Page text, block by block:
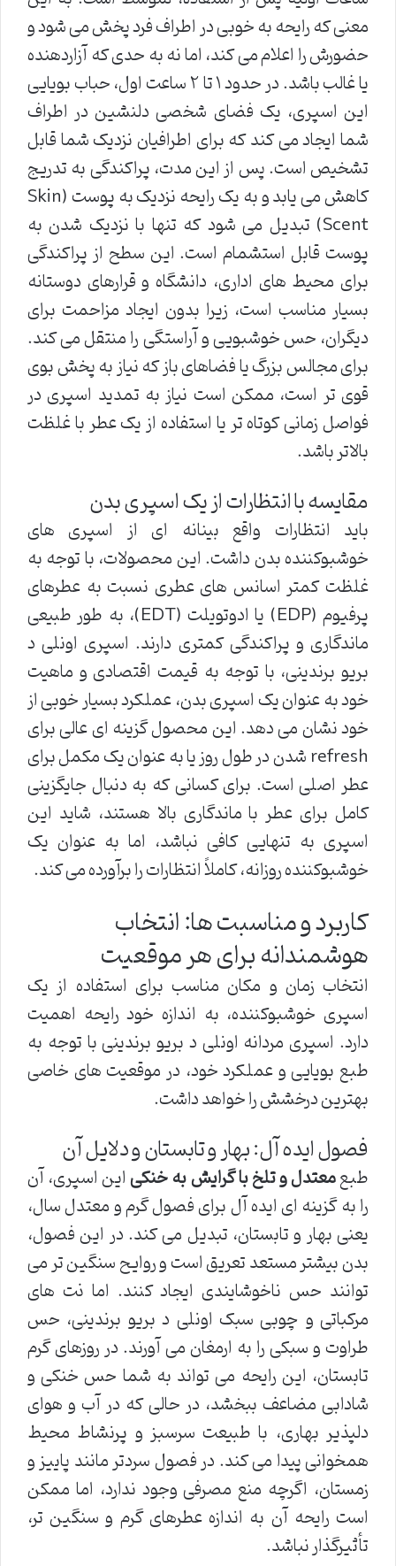
معنی که رایحه به خوبی در اطراف فرد پخش می شود و
حضورش را اعلام می کند، اما نه به حدی که آزاردهنده
یا غالب باشد. در حدود ۱ تا ۲ ساعت اول، حباب بویایی
این اسپری، یک فضای شخصی دلنشین در اطراف
شما ایجاد می کند که برای اطرافیان نزدیک شما قابل
تشخیص است. پس از این مدت، پراکندگی به تدریج
کاهش می یابد و به یک رایحه نزدیک به پوست (Skin
Scent) تبدیل می شود که تنها با نزدیک شدن به
پوست قابل استشمام است. این سطح از پراکندگی
برای محیط های اداری، دانشگاه و قرارهای دوستانه
بسیار مناسب است، زیرا بدون ایجاد مزاحمت برای
دیگران، حس خوشبویی و آراستگی را منتقل می کند.
برای مجالس بزرگ یا فضاهای باز که نیاز به پخش بوی
قوی تر است، ممکن است نیاز به تمدید اسپری در
فواصل زمانی کوتاه تر یا استفاده از یک عطر با غلظت
بالاتر باشد.
مقایسه با انتظارات از یک اسپری بدن
باید انتظارات واقع بینانه ای از اسپری های
خوشبوکننده بدن داشت. این محصولات، با توجه به
غلظت کمتر اسانس های عطری نسبت به عطرهای
پرفیوم (EDP) یا ادوتویلت (EDT)، به طور طبیعی
ماندگاری و پراکندگی کمتری دارند. اسپری اونلی د
بریو برندینی، با توجه به قیمت اقتصادی و ماهیت
خود به عنوان یک اسپری بدن، عملکرد بسیار خوبی از
خود نشان می دهد. این محصول گزینه ای عالی برای
refresh شدن در طول روز یا به عنوان یک مکمل برای
عطر اصلی است. برای کسانی که به دنبال جایگزینی
کامل برای عطر با ماندگاری بالا هستند، شاید این
اسپری به تنهایی کافی نباشد، اما به عنوان یک
خوشبوکننده روزانه، کاملاً انتظارات را برآورده می کند.
کاربرد و مناسبت ها: انتخاب
هوشمندانه برای هر موقعیت
انتخاب زمان و مکان مناسب برای استفاده از یک
اسپری خوشبوکننده، به اندازه خود رایحه اهمیت
دارد. اسپری مردانه اونلی د بریو برندینی با توجه به
طبع بویایی و عملکرد خود، در موقعیت های خاصی
بهترین درخشش را خواهد داشت.
فصول ایده آل: بهار و تابستان و دلایل آن
طبعمعتدل و تلخ با گرایش به خنکیاین اسپری، آن
را به گزینه ای ایده آل برای فصول گرم و معتدل سال،
یعنی بهار و تابستان، تبدیل می کند. در این فصول،
بدن بیشتر مستعد تعریق است و روایح سنگین تر می
توانند حس ناخوشایندی ایجاد کنند. اما نت های
مرکباتی و چوبی سبک اونلی د بریو برندینی، حس
طراوت و سبکی را به ارمغان می آورند. در روزهای گرم
تابستان، این رایحه می تواند به شما حس خنکی و
شادابی مضاعف ببخشد، در حالی که در آب و هوای
دلپذیر بهاری، با طبیعت سرسبز و پرنشاط محیط
همخوانی پیدا می کند. در فصول سردتر مانند پاییز و
زمستان، اگرچه منع مصرفی وجود ندارد، اما ممکن
است رایحه آن به اندازه عطرهای گرم و سنگین تر،
تأثیرگذار نباشد.